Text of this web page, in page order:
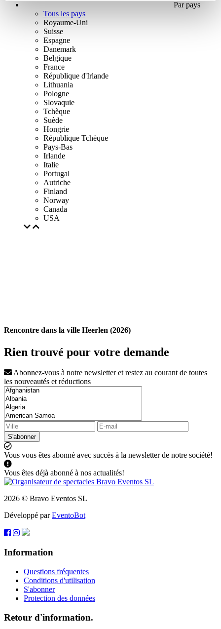
Par pays
Tous les pays
Royaume-Uni
Suisse
Espagne
Danemark
Belgique
France
République d'Irlande
Lithuania
Pologne
Slovaquie
Tchèque
Suède
Hongrie
République Tchèque
Pays-Bas
Irlande
Italie
Portugal
Autriche
Finland
Norway
Canada
USA
Rencontre dans la ville Heerlen (2026)
Rien trouvé pour votre demande
Abonnez-vous à notre newsletter et restez au courant de toutes
les nouveautés et réductions
S'abonner
Vous vous êtes abonné avec succès à la newsletter de notre société!
Vous êtes déjà abonné à nos actualités!
2026 © Bravo Eventos SL
Développé parEventoBot
Information
Questions fréquentes
Conditions d'utilisation
S'abonner
Protection des données
Retour d'information.